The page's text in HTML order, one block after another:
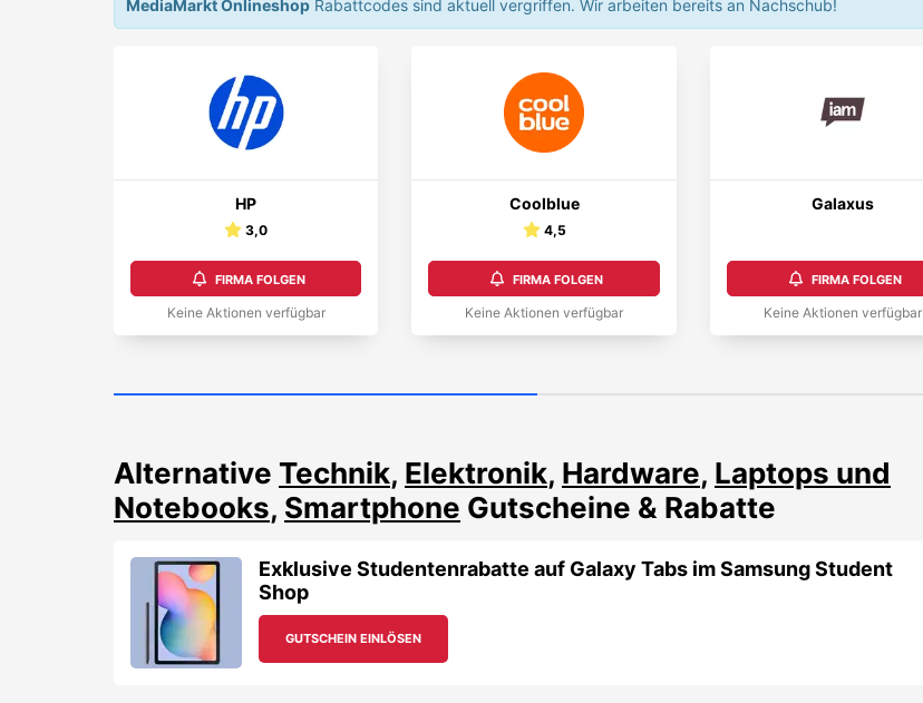
MediaMarkt Onlineshop Rabattcodes sind aktuell vergriffen. Wir arbeiten bereits an Nachschub!
HP
3,0
FIRMA FOLGEN
Keine Aktionen verfügbar
Coolblue
4,5
FIRMA FOLGEN
Keine Aktionen verfügbar
Galaxus
FIRMA FOLGEN
Keine Aktionen verfügbar
Alternative Technik, Elektronik, Hardware, Laptops und
Notebooks, Smartphone Gutscheine & Rabatte
Exklusive Studentenrabatte auf Galaxy Tabs im Samsung Student
Shop
GUTSCHEIN EINLÖSEN